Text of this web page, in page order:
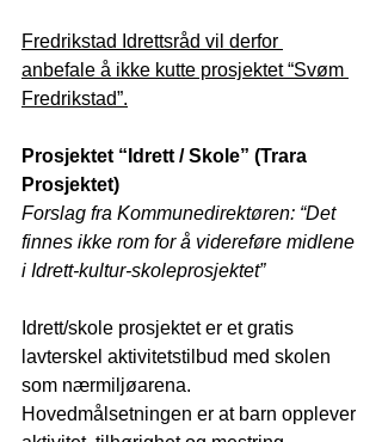
Fredrikstad Idrettsråd vil derfor
anbefale å ikke kutte prosjektet “Svøm
Fredrikstad”.
Prosjektet “Idrett / Skole” (Trara
Prosjektet)
Forslag fra Kommunedirektøren: “Det
finnes ikke rom for å videreføre midlene
i Idrett-kultur-skoleprosjektet”
Idrett/skole prosjektet er et gratis
lavterskel aktivitetstilbud med skolen
som nærmiljøarena.
Hovedmålsetningen er at barn opplever